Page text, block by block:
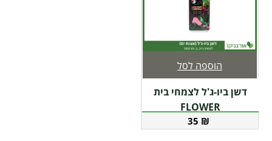
דשן ביו-ג'ל לצמחי בית
FLOWER
35 ₪
הוספה לסל